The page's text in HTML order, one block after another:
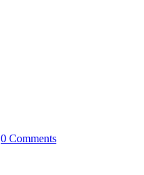
0 Comments